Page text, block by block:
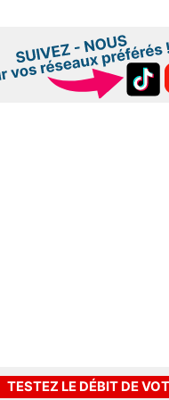
TESTEZ LE DÉBIT DE